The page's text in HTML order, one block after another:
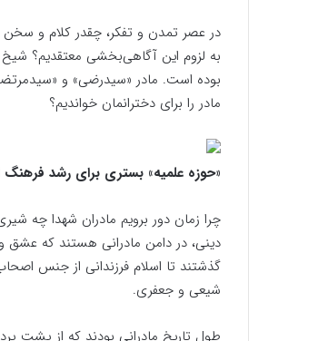
در عصر تمدن و تفکر، چقدر کلام و سخن
به لزوم این آگاهی‌بخشی معتقدیم؟
بوده‌ است. مادر «سیدرضی» و
مادر را برای دخترانمان خواندیم؟
«حوزه علمیه» بستری برای رشد فرهنگ
چرا زمان دور برویم مادران شهدا چه
دینی، در دامن مادرانی هستند که
گذشتند تا اسلام فرزندانی از جنس
شیعی و جعفری.
طول تاریخ مادرانی بودند که از پشت